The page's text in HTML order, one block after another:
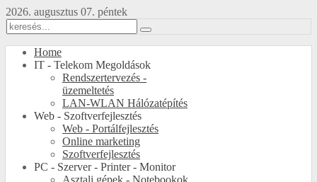
2026. augusztus 07. péntek
Home
IT - Telekom Megoldások
Rendszertervezés -
üzemeltetés
LAN-WLAN Hálózatépítés
Web - Szoftverfejlesztés
Web - Portálfejlesztés
Online marketing
Szoftverfejlesztés
PC - Szerver - Printer - Monitor
Asztali gépek - Notebookok